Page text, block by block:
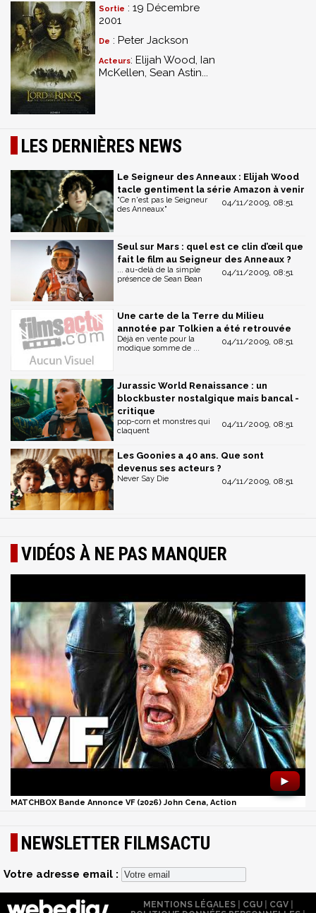
Sortie : 19 Décembre
2001
De : Peter Jackson
Acteurs: Elijah Wood, Ian
McKellen, Sean Astin...
LES DERNIÈRES NEWS
Le Seigneur des Anneaux : Elijah Wood
tacle gentiment la série Amazon à venir
04/11/2009, 08:51
"Ce n'est pas le Seigneur
des Anneaux"
Seul sur Mars : quel est ce clin d’œil que
fait le film au Seigneur des Anneaux ?
04/11/2009, 08:51
... au-delà de la simple
présence de Sean Bean
Une carte de la Terre du Milieu
annotée par Tolkien a été retrouvée
04/11/2009, 08:51
Déjà en vente pour la
modique somme de ...
Jurassic World Renaissance : un
blockbuster nostalgique mais bancal -
critique
04/11/2009, 08:51
pop-corn et monstres qui
claquent
Les Goonies a 40 ans. Que sont
devenus ses acteurs ?
04/11/2009, 08:51
Never Say Die
VIDÉOS À NE PAS MANQUER
►
MATCHBOX Bande Annonce VF (2026) John Cena, Action
NEWSLETTER FILMSACTU
Votre adresse email :
MENTIONS LÉGALES| CGU| CGV|